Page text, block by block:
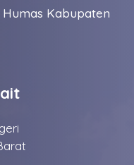
Kabupaten